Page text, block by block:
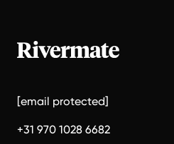
[email protected]
+31 970 1028 6682